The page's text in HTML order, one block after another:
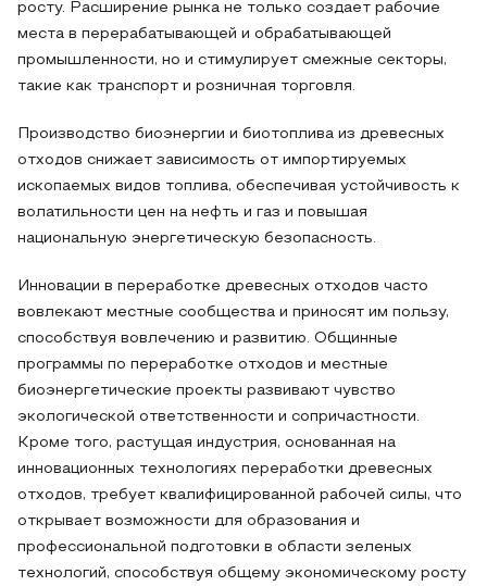
росту. Расширение рынка не только создает рабочие
места в перерабатывающей и обрабатывающей
промышленности, но и стимулирует смежные секторы,
такие как транспорт и розничная торговля.
Производство биоэнергии и биотоплива из древесных
отходов снижает зависимость от импортируемых
ископаемых видов топлива, обеспечивая устойчивость к
волатильности цен на нефть и газ и повышая
национальную энергетическую безопасность.
Инновации в переработке древесных отходов часто
вовлекают местные сообщества и приносят им пользу,
способствуя вовлечению и развитию. Общинные
программы по переработке отходов и местные
биоэнергетические проекты развивают чувство
экологической ответственности и сопричастности.
Кроме того, растущая индустрия, основанная на
инновационных технологиях переработки древесных
отходов, требует квалифицированной рабочей силы, что
открывает возможности для образования и
профессиональной подготовки в области зеленых
технологий, способствуя общему экономическому росту